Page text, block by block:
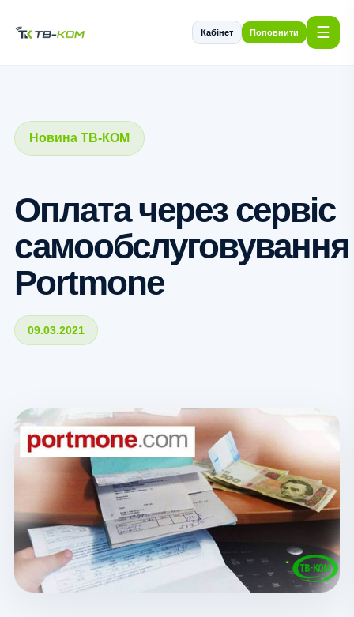
Кабінет Поповнити ☰
Новина ТВ-КОМ
Оплата через сервіс
самообслуговування
Portmone
09.03.2021